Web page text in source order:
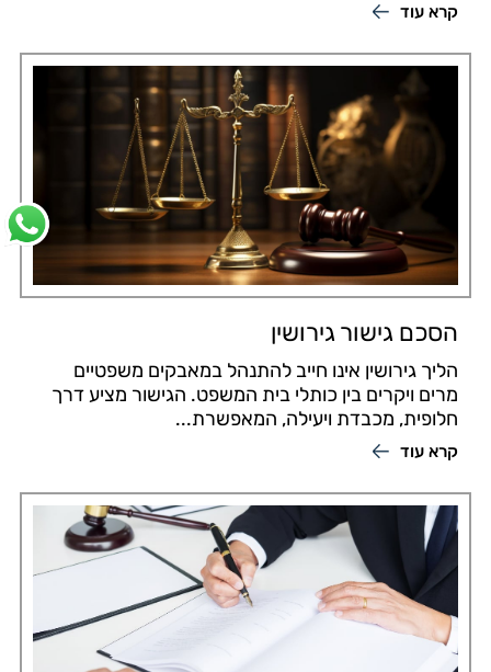
קרא עוד
הסכם גישור גירושין
הליך גירושין אינו חייב להתנהל במאבקים משפטיים
מרים ויקרים בין כותלי בית המשפט. הגישור מציע דרך
חלופית, מכבדת ויעילה, המאפשרת...
קרא עוד